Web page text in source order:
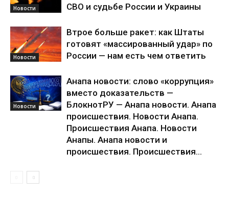
Новости СВО и судьбе России и Украины
Новости
Втрое больше ракет: как Штаты
готовят «массированный удар» по
России — нам есть чем ответить
Новости
Анапа новости: слово «коррупция»
вместо доказательств —
БлокнотРУ — Анапа новости. Анапа
происшествия. Новости Анапа.
Происшествия Анапа. Новости
Анапы. Анапа новости и
происшествия. Происшествия...